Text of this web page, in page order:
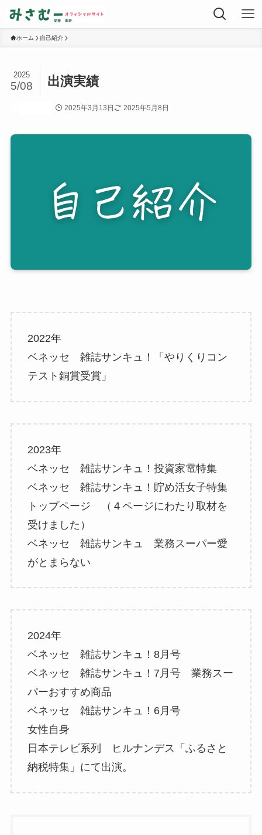
ホーム 自己紹介
出演実績
2025
5/08
2025年3月13日 2025年5月8日
2022年
ベネッセ 雑誌サンキュ！「やりくりコン
テスト銅賞受賞」
2023年
ベネッセ 雑誌サンキュ！投資家電特集
ベネッセ 雑誌サンキュ！貯め活女子特集
トップページ （４ページにわたり取材を
受けました）
ベネッセ 雑誌サンキュ 業務スーパー愛
がとまらない
2024年
ベネッセ 雑誌サンキュ！8月号
ベネッセ 雑誌サンキュ！7月号 業務スー
パーおすすめ商品
ベネッセ 雑誌サンキュ！6月号
女性自身
日本テレビ系列 ヒルナンデス「ふるさと
納税特集」にて出演。